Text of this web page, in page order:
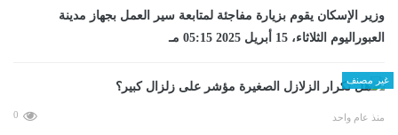
وزير الإسكان يقوم بزيارة مفاجئة لمتابعة سير العمل بجهاز مدينة
العبوراليوم الثلاثاء، 15 أبريل 2025 05:15 مـ
غير مصنف
منذ عام واحد 0